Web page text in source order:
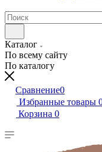
Каталог
По всему сайту
По каталогу
Сравнение0
Избранные товары
Корзина 0